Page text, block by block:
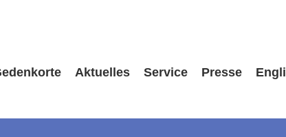
Aktuelles Service Presse